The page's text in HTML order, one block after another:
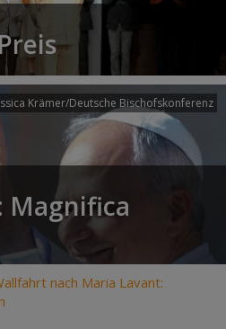
Krämer/Deutsche Bischofskonferenz
Magnifica
nach Maria Lavant: